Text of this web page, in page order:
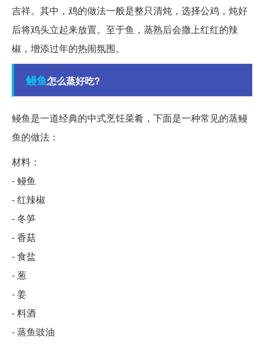
吉祥。其中，鸡的做法一般是整只清炖，选择公鸡，炖好
后将鸡头立起来放置。至于鱼，蒸熟后会撒上红红的辣
椒，增添过年的热闹氛围。
鳗鱼怎么蒸好吃?
鳗鱼是一道经典的中式烹饪菜肴，下面是一种常见的蒸鳗
鱼的做法：
材料：
- 鳗鱼
- 红辣椒
- 冬笋
- 香菇
- 食盐
- 葱
- 姜
- 料酒
- 蒸鱼豉油